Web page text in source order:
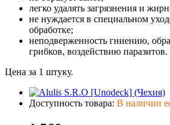
легко удалять загрязнения и
не нуждается в специальном
обработке;
неподверженность гниению,
грибков, воздействию паразитов.
Цена за 1 штуку.
Доступность товара: В наличии